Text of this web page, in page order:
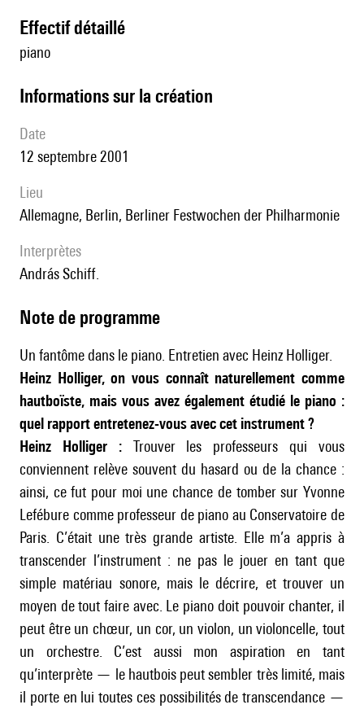
effectif détaillé
piano
informations sur la création
date
12 septembre 2001
lieu
Allemagne, Berlin, Berliner Festwochen der Philharmonie
interprètes
András Schiff.
Note de programme
Un fantôme dans le piano. Entretien avec Heinz Holliger.
Heinz Holliger, on vous connaît naturellement comme
hautboïste, mais vous avez également étudié le piano :
quel rapport entretenez-vous avec cet instrument ?
Heinz Holliger :Trouver les professeurs qui vous
conviennent relève souvent du hasard ou de la chance :
ainsi, ce fut pour moi une chance de tomber sur Yvonne
Lefébure comme professeur de piano au Conservatoire de
Paris. C’était une très grande artiste. Elle m’a appris à
transcender l’instrument : ne pas le jouer en tant que
simple matériau sonore, mais le décrire, et trouver un
moyen de tout faire avec. Le piano doit pouvoir chanter, il
peut être un chœur, un cor, un violon, un violoncelle, tout
un orchestre. C’est aussi mon aspiration en tant
qu’interprète — le hautbois peut sembler très limité, mais
il porte en lui toutes ces possibilités de transcendance —